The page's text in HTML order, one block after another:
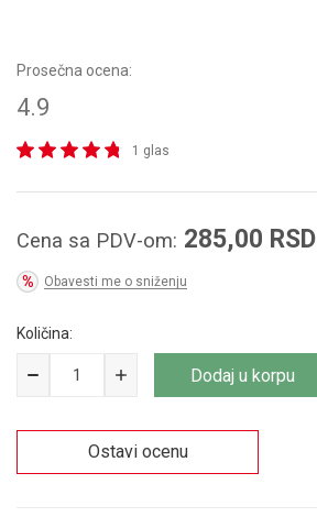
Prosečna ocena:
4.9
1 glas
Cena sa PDV-om: 285,00 RSD
Obavesti me o sniženju
Količina:
Dodaj u korpu
Ostavi ocenu